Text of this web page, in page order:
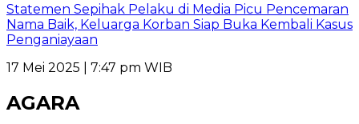
Statemen Sepihak Pelaku di Media Picu Pencemaran
Nama Baik, Keluarga Korban Siap Buka Kembali Kasus
Penganiayaan
17 Mei 2025 | 7:47 pm WIB
AGARA